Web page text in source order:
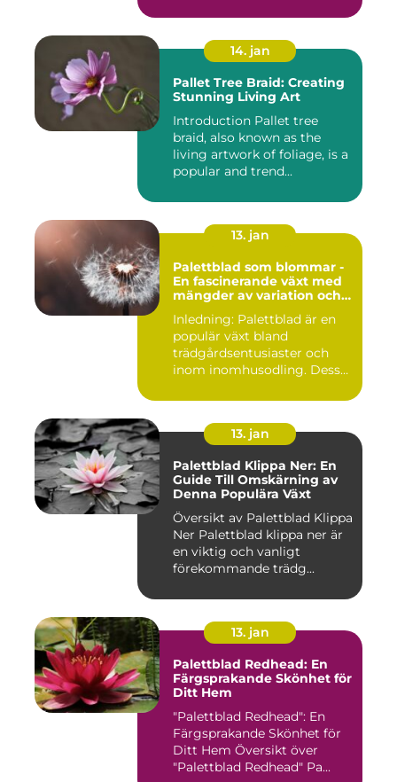
14. jan
Pallet Tree Braid: Creating
Stunning Living Art
Introduction Pallet tree
braid, also known as the
living artwork of foliage, is a
popular and trend...
13. jan
Palettblad som blommar -
En fascinerande växt med
mängder av variation och
Inledning: Palettblad är en
populär växt bland
trädgårdsentusiaster och
inom inomhusodling. Dess
13. jan
Palettblad Klippa Ner: En
Guide Till Omskärning av
Denna Populära Växt
Översikt av Palettblad Klippa
Ner Palettblad klippa ner är
en viktig och vanligt
förekommande trädg...
13. jan
Palettblad Redhead: En
Färgsprakande Skönhet för
Ditt Hem
"Palettblad Redhead": En
Färgsprakande Skönhet för
Ditt Hem Översikt över
"Palettblad Redhead" Pa...